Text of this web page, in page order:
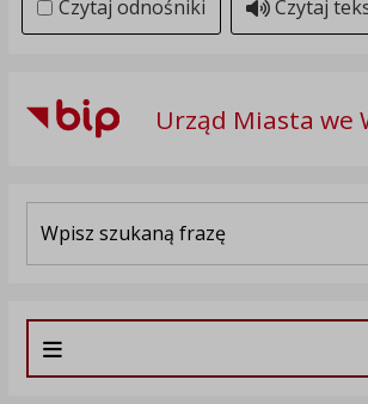
Czytaj odnośniki Czytaj
Urząd Miasta we